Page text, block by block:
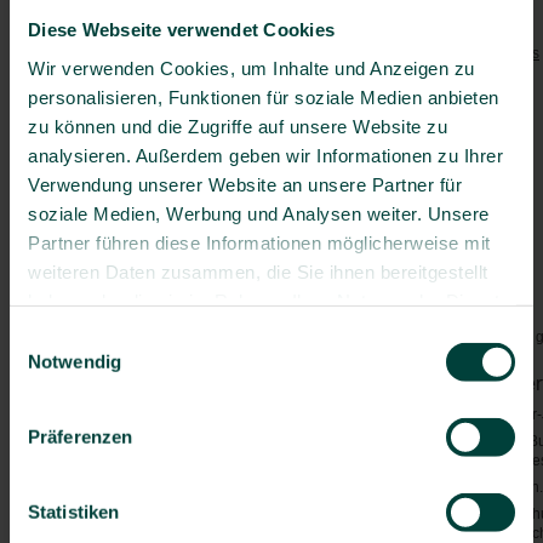
Diese Webseite verwendet Cookies
Wir verwenden Cookies, um Inhalte und Anzeigen zu
personalisieren, Funktionen für soziale Medien anbieten
zu können und die Zugriffe auf unsere Website zu
analysieren. Außerdem geben wir Informationen zu Ihrer
Verwendung unserer Website an unsere Partner für
soziale Medien, Werbung und Analysen weiter. Unsere
Partner führen diese Informationen möglicherweise mit
weiteren Daten zusammen, die Sie ihnen bereitgestellt
Notwendig
Präferenzen
Statistiken
Australien
Cookinseln
Fidschi
Französisch-Polynesien
Guam
Kiribati
Marshallinseln
Mikronesien
Nördliche Marianen
Samoa
Empfohlene Impfungen:
Pertussis
Polio
Masern
Hepatitis A
Hepatitis B
Grippe
Pneumokokken(> 60 J.)
Besondere Risiken:
Darminfektionen
Hohe UV-Strahlung der Sonne
Gefahren durch
Von Mücken/Insekten
Dengue-Fieber
Japanische Enzephalitis
South Australia, Inseln der
- Kein Risiko vorhanden.
Generell gilt: Mücken-/
konsequenter Mücken-/